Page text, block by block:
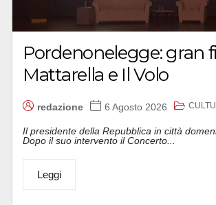
Pordenonelegge: gran
Mattarella e Il Volo
redazione 6 Agosto 2026
Il presidente della Repubblica in città
Dopo il suo intervento il Concerto...
Leggi